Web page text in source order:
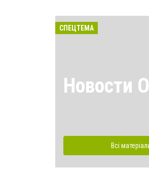
СПЕЦТЕМА
Новости
Всі